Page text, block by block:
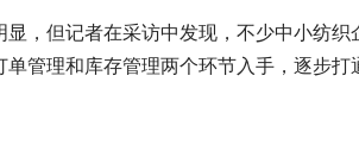
显，但记者在采访中发现，不少中小纺
管理和库存管理两个环节入手，逐步打